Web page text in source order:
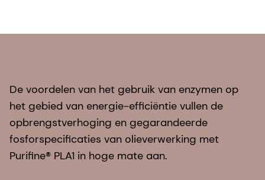
De voordelen van het gebruik van enzymen op
fosforspecificaties van olieverwerking met
Purifine® PLA1 in hoge mate aan.
Wil je meer weten over het efficiënter omgaan
met hulpbronnen, het verlagen van je
energiekosten, meer halen uit je zaad en het